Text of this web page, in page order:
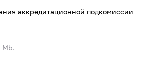
аккредитационной подкомиссии
Mb.